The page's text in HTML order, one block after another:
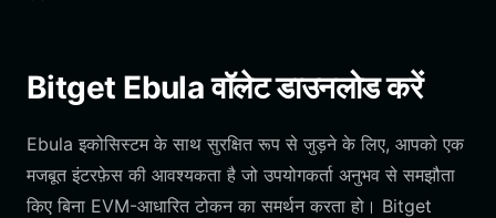
Bitget Ebula वॉलेट डाउनलोड करें
Ebula इकोसिस्टम के साथ सुरक्षित रूप से जुड़ने के लिए, आपको एक
मजबूत इंटरफ़ेस की आवश्यकता है जो उपयोगकर्ता अनुभव से समझौता
किए बिना EVM-आधारित टोकन का समर्थन करता हो। Bitget